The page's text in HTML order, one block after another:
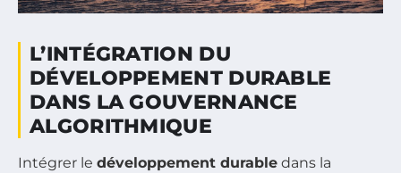
L’INTÉGRATION DU
DÉVELOPPEMENT DURABLE
DANS LA GOUVERNANCE
ALGORITHMIQUE
Intégrer le développement durable dans la